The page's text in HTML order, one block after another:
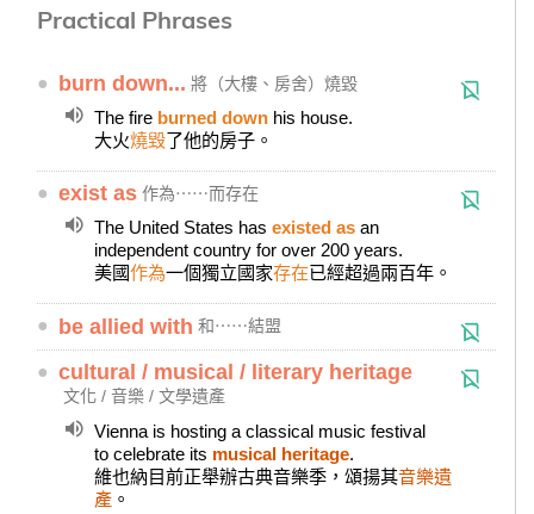
Practical Phrases
● burn down... 將（大樓、房舍）燒毀
The fire burned down his house.
大火燒毀了他的房子。
● exist as 作為⋯⋯而存在
The United States has existed as an
independent country for over 200 years.
美國作為一個獨立國家存在已經超過兩百年。
● be allied with 和⋯⋯結盟
● cultural / musical / literary heritage
文化 / 音樂 / 文學遺產
Vienna is hosting a classical music festival
to celebrate its musical heritage.
維也納目前正舉辦古典音樂季，頌揚其音樂遺
產 。